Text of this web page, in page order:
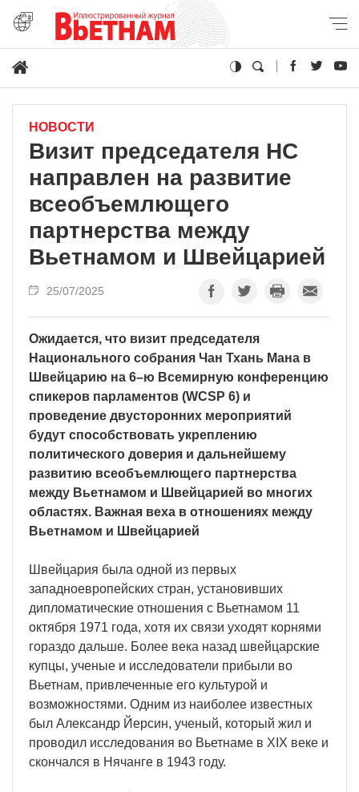
НОВОСТИ
Визит председателя НС
направлен на развитие
всеобъемлющего
партнерства между
Вьетнамом и Швейцарией
25/07/2025
Ожидается, что визит председателя
Национального собрания Чан Тхань Мана в
Швейцарию на 6–ю Всемирную конференцию
спикеров парламентов (WCSP 6) и
проведение двусторонних мероприятий
будут способствовать укреплению
политического доверия и дальнейшему
развитию всеобъемлющего партнерства
между Вьетнамом и Швейцарией во многих
областях. Важная веха в отношениях между
Вьетнамом и Швейцарией
Швейцария была одной из первых
западноевропейских стран, установивших
дипломатические отношения с Вьетнамом 11
октября 1971 года, хотя их связи уходят корнями
гораздо дальше. Более века назад швейцарские
купцы, ученые и исследователи прибыли во
Вьетнам, привлеченные его культурой и
возможностями. Одним из наиболее известных
был Александр Йерсин, ученый, который жил и
проводил исследования во Вьетнаме в XIX веке и
скончался в Нячанге в 1943 году.